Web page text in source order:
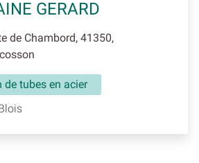
GERARD
de Chambord, 41350,
de tubes en acier